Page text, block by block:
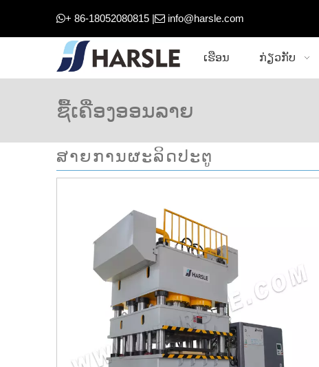
+ 86-18052080815 | info@harsle.com
ເຮືອນ ກ່ຽວກັບ
ຊື້ເຄື່ອງອອນລາຍ
ສາຍການຜະລິດປະຕູ